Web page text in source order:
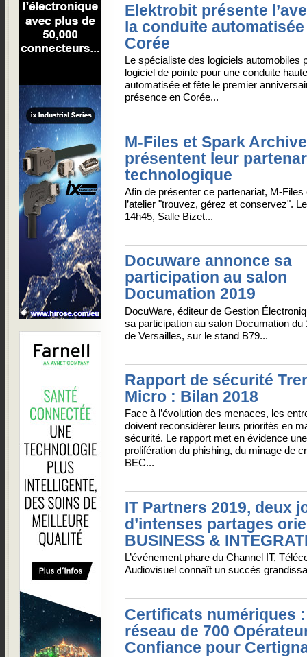
Elektrobit présente
la conduite automatisée
Corée
Le spécialiste des logiciels automobiles
logiciel de pointe pour une conduite
automatisée et fête le premier
présence en Corée...
M-Files et Spark
présentent leur
technologique
Afin de présenter ce partenariat, M-
l’atelier "trouvez, gérez et conservez".
14h45, Salle Bizet...
Docuware annonce sa
participation au salon
Documation 2019
DocuWare, éditeur de Gestion
sa participation au salon Documation
de Versailles, sur le stand B79...
Rapport de sécurité
Micro : Bilan 2018
Face à l’évolution des menaces, les
doivent reconsidérer leurs priorités en
sécurité. Le rapport met en évidence une
prolifération du phishing, du minage de
BEC...
IT Partners 2019, deux
d’intenses partages
BUSINESS &
L’événement phare du Channel IT,
Audiovisuel connaît un succès
Certificats numériques
réseau de 700
Confiance pour